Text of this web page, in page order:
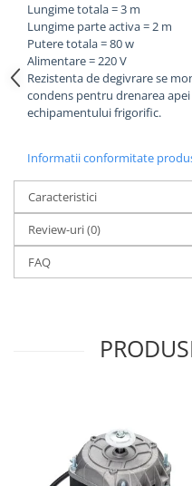
Lungime totala = 3 m
Lungime parte activa = 2 m
Putere totala = 80 w
Alimentare = 220 V
Rezistenta de degivrare se
condens pentru drenarea
echipamentului frigorific.
Informatii conformitate
Caracteristici
Review-uri(0)
FAQ